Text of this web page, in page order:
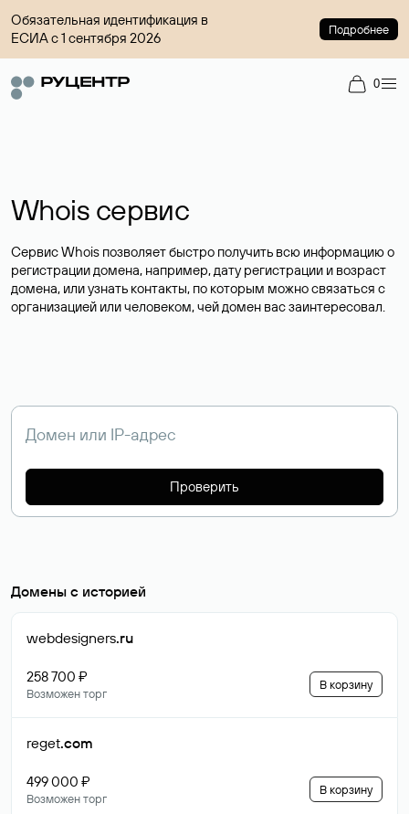
Обязательная идентификация в
ЕСИА с 1 сентября 2026
Подробнее
0
Whois сервис
Сервис Whois позволяет быстро получить всю информацию о
регистрации домена, например, дату регистрации и возраст
домена, или узнать контакты, по которым можно связаться с
организацией или человеком, чей домен вас заинтересовал.
Проверить
Домены с историей
webdesigners.ru
258 700 ₽
Возможен торг
В корзину
reget.com
499 000 ₽
Возможен торг
В корзину